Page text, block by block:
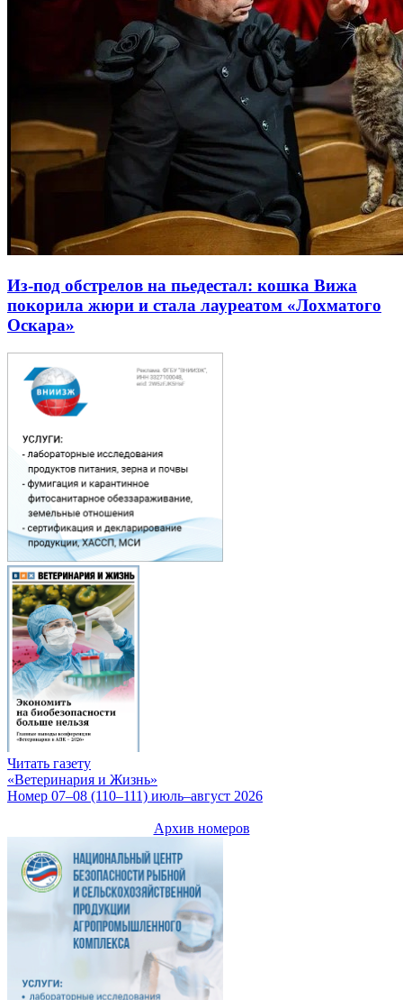
Из-под обстрелов на пьедестал: кошка Вижа
покорила жюри и стала лауреатом «Лохматого
Оскара»
Читать газету
«Ветеринария и Жизнь»
Номер 07–08 (110–111) июль–август 2026
Архив номеров